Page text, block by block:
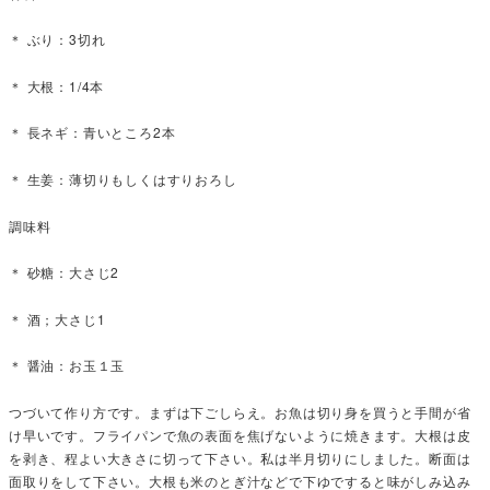
＊ ぶり：3切れ
＊ 大根：1/4本
＊ 長ネギ：青いところ2本
＊ 生姜：薄切りもしくはすりおろし
調味料
＊ 砂糖：大さじ2
＊ 酒；大さじ1
＊ 醤油：お玉１玉
つづいて作り方です。まずは下ごしらえ。お魚は切り身を買うと手間が省
け早いです。フライパンで魚の表面を焦げないように焼きます。大根は皮
を剥き、程よい大きさに切って下さい。私は半月切りにしました。断面は
面取りをして下さい。大根も米のとぎ汁などで下ゆですると味がしみ込み